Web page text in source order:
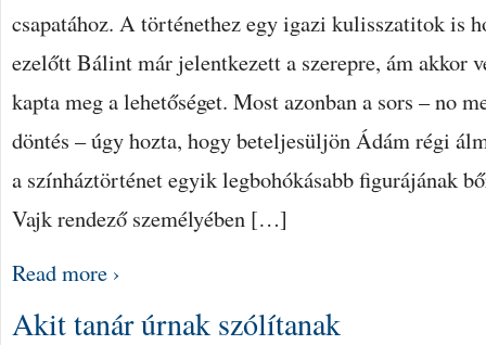
csapatához. A történethez egy igazi kulisszatitok is
ezelőtt Bálint már jelentkezett a szerepre, ám akkor
kapta meg a lehetőséget. Most azonban a sors – no
döntés – úgy hozta, hogy beteljesüljön Ádám régi
a színháztörténet egyik legbohókásabb figurájának
Vajk rendező személyében […]
Read more ›
Akit tanár úrnak szólítanak